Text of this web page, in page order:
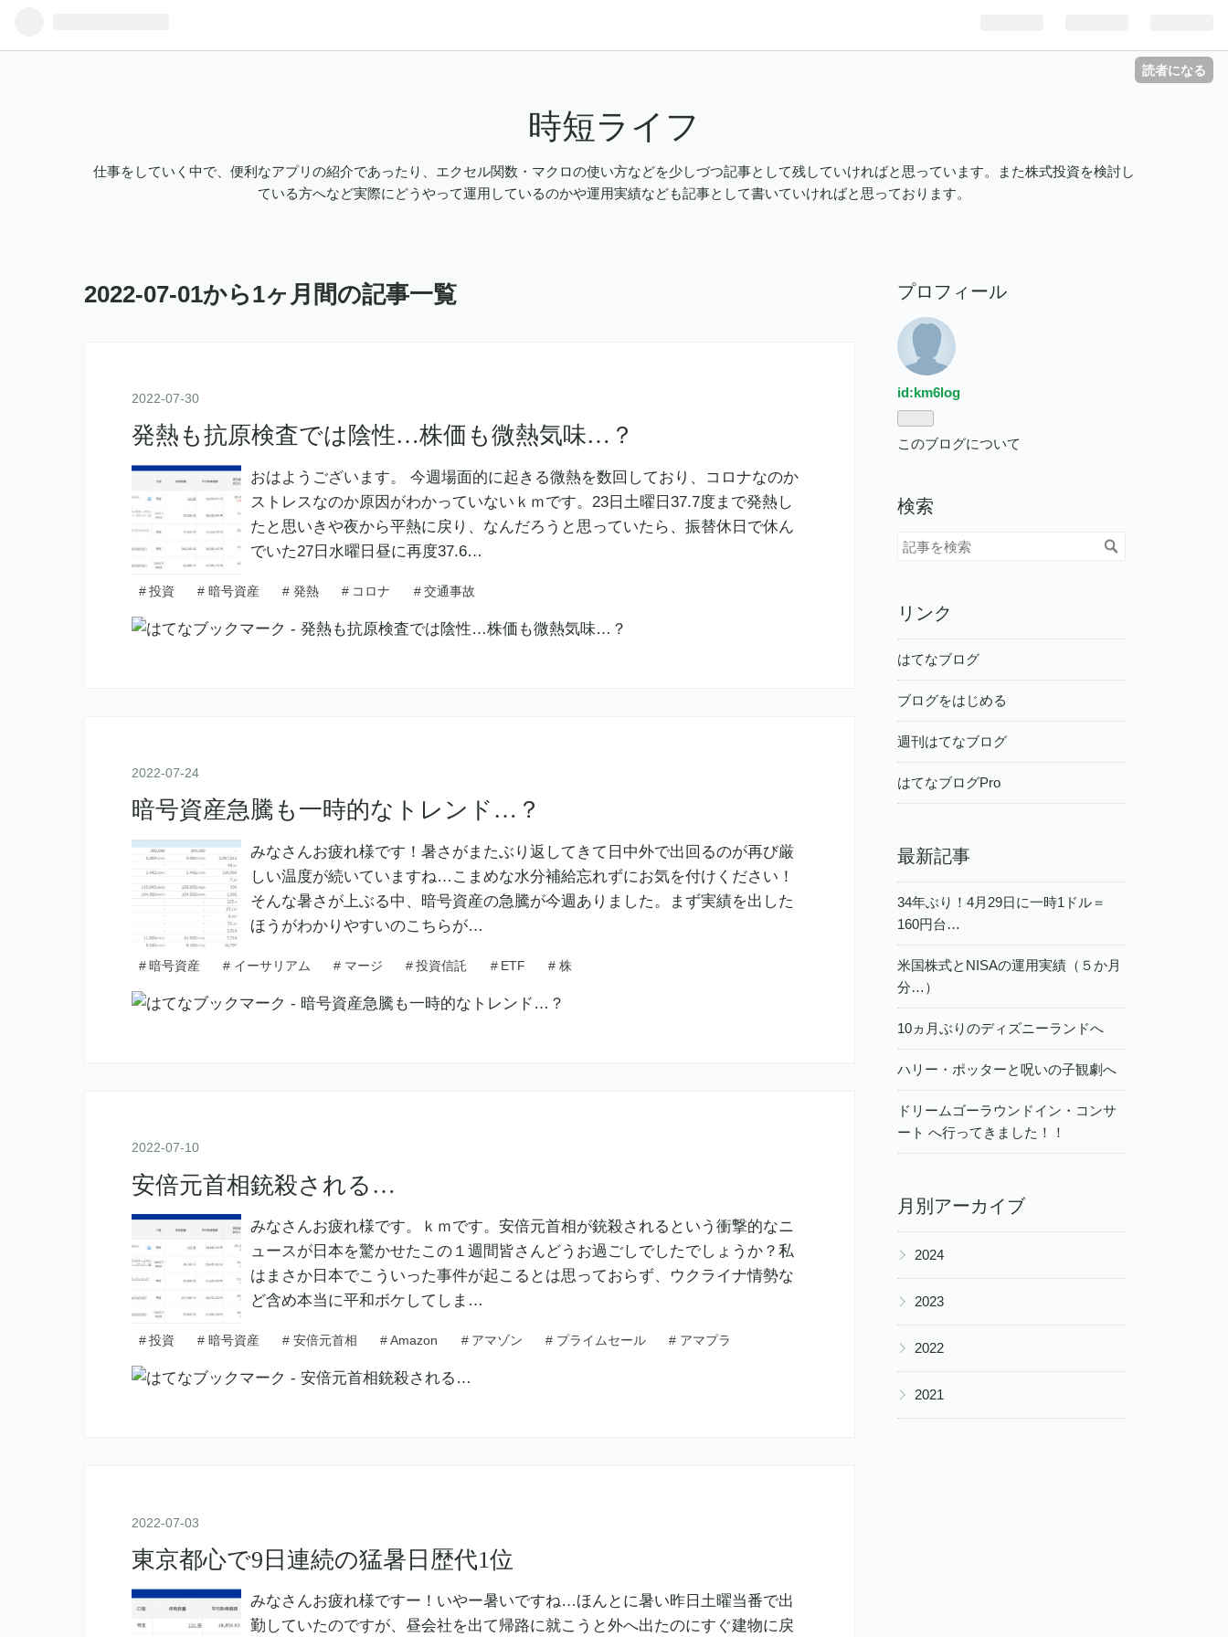
読者になる
時短ライフ
仕事をしていく中で、便利なアプリの紹介であったり、エクセル関数・マクロの使い方などを少しづつ記事として残していければと思っています。また株式投資を検討し
ている方へなど実際にどうやって運用しているのかや運用実績なども記事として書いていければと思っております。
2022-07-01から1ヶ月間の記事一覧
2022-07-30
発熱も抗原検査では陰性…株価も微熱気味…？
おはようございます。 今週場面的に起きる微熱を数回しており、コロナなのか
ストレスなのか原因がわかっていないｋｍです。23日土曜日37.7度まで発熱し
たと思いきや夜から平熱に戻り、なんだろうと思っていたら、振替休日で休ん
でいた27日水曜日昼に再度37.6…
# 投資 # 暗号資産 # 発熱 # コロナ # 交通事故
2022-07-24
暗号資産急騰も一時的なトレンド…？
みなさんお疲れ様です！暑さがまたぶり返してきて日中外で出回るのが再び厳
しい温度が続いていますね…こまめな水分補給忘れずにお気を付けください！
そんな暑さが上ぶる中、暗号資産の急騰が今週ありました。まず実績を出した
ほうがわかりやすいのこちらが…
# 暗号資産 # イーサリアム # マージ # 投資信託 # ETF # 株
2022-07-10
安倍元首相銃殺される…
みなさんお疲れ様です。ｋｍです。安倍元首相が銃殺されるという衝撃的なニ
ュースが日本を驚かせたこの１週間皆さんどうお過ごしでしたでしょうか？私
はまさか日本でこういった事件が起こるとは思っておらず、ウクライナ情勢な
ど含め本当に平和ボケしてしま…
# 投資 # 暗号資産 # 安倍元首相 # Amazon # アマゾン # プライムセール # アマプラ
2022-07-03
東京都心で9日連続の猛暑日歴代1位
みなさんお疲れ様ですー！いやー暑いですね…ほんとに暑い昨日土曜当番で出
勤していたのですが、昼会社を出て帰路に就こうと外へ出たのにすぐ建物に戻
プロフィール
id:km6log
このブログについて
検索
リンク
はてなブログ
ブログをはじめる
週刊はてなブログ
はてなブログPro
最新記事
34年ぶり！4月29日に一時1ドル＝
160円台…
米国株式とNISAの運用実績（５か月
分…）
10ヵ月ぶりのディズニーランドへ
ハリー・ポッターと呪いの子観劇へ
ドリームゴーラウンドイン・コンサ
ート へ行ってきました！！
月別アーカイブ
▶ 2024
▶ 2023
▶ 2022
▶ 2021